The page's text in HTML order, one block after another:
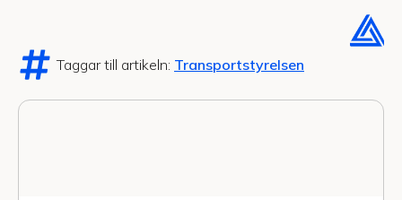
Taggar till artikeln: Transportstyrelsen